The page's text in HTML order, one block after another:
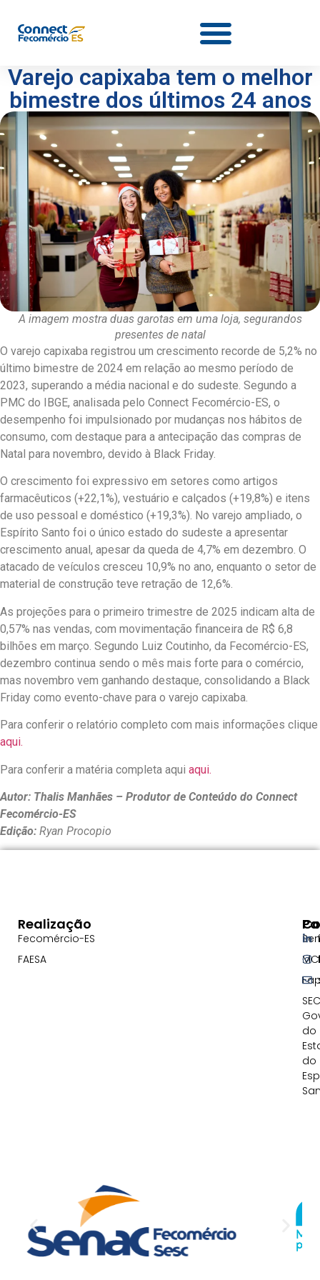
Varejo capixaba tem o melhor
bimestre dos últimos 24 anos
A imagem mostra duas garotas em uma loja, segurandos
presentes de natal
O varejo capixaba registrou um crescimento recorde de 5,2% no
último bimestre de 2024 em relação ao mesmo período de
2023, superando a média nacional e do sudeste. Segundo a
PMC do IBGE, analisada pelo Connect Fecomércio-ES, o
desempenho foi impulsionado por mudanças nos hábitos de
consumo, com destaque para a antecipação das compras de
Natal para novembro, devido à Black Friday.
O crescimento foi expressivo em setores como artigos
farmacêuticos (+22,1%), vestuário e calçados (+19,8%) e itens
de uso pessoal e doméstico (+19,3%). No varejo ampliado, o
Espírito Santo foi o único estado do sudeste a apresentar
crescimento anual, apesar da queda de 4,7% em dezembro. O
atacado de veículos cresceu 10,9% no ano, enquanto o setor de
material de construção teve retração de 12,6%.
As projeções para o primeiro trimestre de 2025 indicam alta de
0,57% nas vendas, com movimentação financeira de R$ 6,8
bilhões em março. Segundo Luiz Coutinho, da Fecomércio-ES,
dezembro continua sendo o mês mais forte para o comércio,
mas novembro vem ganhando destaque, consolidando a Black
Friday como evento-chave para o varejo capixaba.
Para conferir o relatório completo com mais informações clique
aqui.
Para conferir a matéria completa aqui aqui.
Autor: Thalis Manhães – Produtor de Conteúdo do Connect
Fecomércio-ES
Edição: Ryan Procopio
Realização
Fecomércio-ES
FAESA
MCI
do
do